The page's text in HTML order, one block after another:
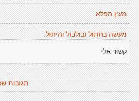
מעין הפלא
מעשה בחתול ובולבול והיתול.
קשור אלי
תגובות